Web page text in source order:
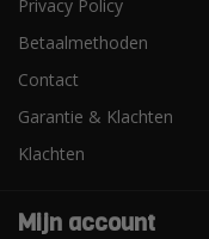
Privacy Policy
Betaalmethoden
Contact
Garantie & Klachten
Klachten
Mijn account